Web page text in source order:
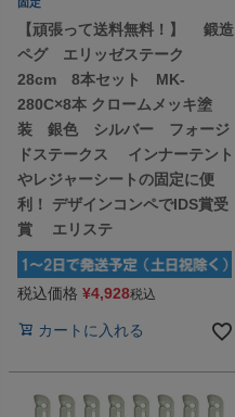
【頑張って送料無料！】 鍛造
ペグ エリッゼステーク
28cm 8本セット MK-
280C×8本 クロームメッキ塗
装 銀色 シルバー フォージ
ドステークス インナーテント
やレジャーシートの固定に便
利！ デザインコンペでIDS賞受
賞 エリステ
税込価格 ¥4,928税込
カートに入れる